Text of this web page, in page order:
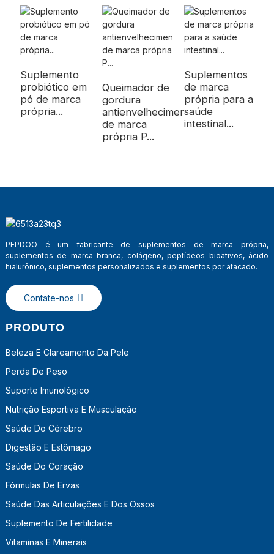
Suplemento
probiótico em
pó de marca
própria...
Queimador de
gordura
antienvelhecimento
de marca
própria P...
Suplementos
de marca
própria para a
saúde
intestinal...
PEPDOO é um fabricante de suplementos de marca própria,
suplementos de marca branca, colágeno, peptídeos bioativos, ácido
hialurônico, suplementos personalizados e suplementos por atacado.
Contate-nos
PRODUTO
Beleza E Clareamento Da Pele
Perda De Peso
Suporte Imunológico
Nutrição Esportiva E Musculação
Saúde Do Cérebro
Digestão E Estômago
Saúde Do Coração
Fórmulas De Ervas
Saúde Das Articulações E Dos Ossos
Suplemento De Fertilidade
Vitaminas E Minerais